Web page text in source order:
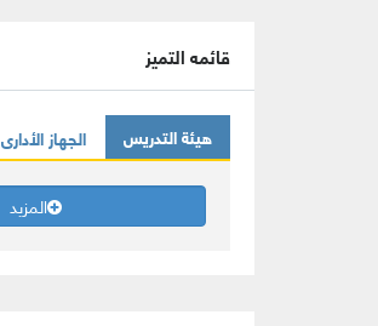
قائمه التميز
هيئة التدريس الجهاز الأدارى
المزيد